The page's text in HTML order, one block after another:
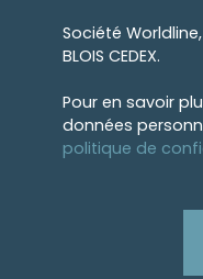
Société Worldline,
BLOIS CEDEX.
Pour en savoir
données
politique de